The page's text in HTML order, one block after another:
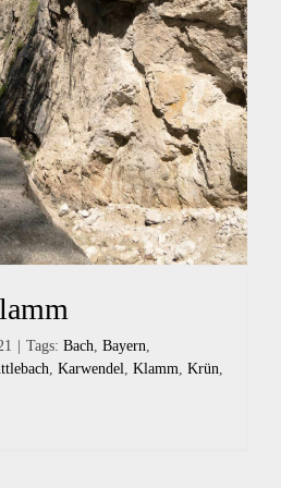
Tags: Bach, Bayern,
, Karwendel, Klamm, Krün,